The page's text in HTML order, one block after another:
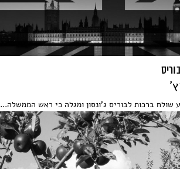
שולח ברכות לבוריס ג'ונסון ומגלה כי ראש הממשלה...